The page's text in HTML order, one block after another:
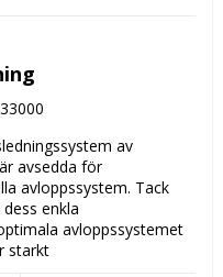
av
avsedda för
avloppssystem. Tack
enkla
avloppssystemet
starkt